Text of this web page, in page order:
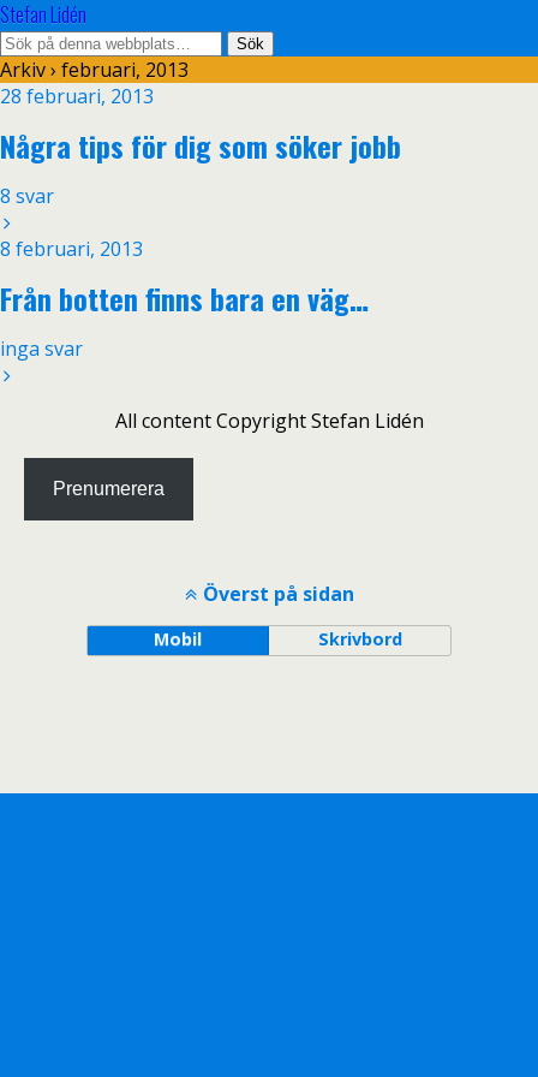
Stefan Lidén
Arkiv › februari, 2013
28 februari, 2013
Några tips för dig som söker jobb
8 svar
8 februari, 2013
Från botten finns bara en väg…
inga svar
All content Copyright Stefan Lidén
Prenumerera
Överst på sidan
Mobil Skrivbord